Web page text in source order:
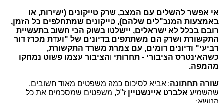
אי אפשר להשלים עם המצב, שרק טייקונים (ישירות, או
באמצעות המנכ"לים שלהם), טייקונים שמתחלפים כל הזמן,
רובם בכלל לא ישראלים, יישלטו בשוק הכי חשוב בתעשיית
התקשורת ושרק הם משתתפים בדיונים של "ועדת מכרז דור
רביעי" ודיונים דומים, עם צמרת משרד התקשורת,
כשהאינטרס הציבורי - תחרותי והציבור עצמו פשוט נמחקו
מהמפה.
שורה תחתונה: אביא לסיכום כמה משפטים מאוד חשובים,
שהשמיע אלברט איינשטיין ז"ל, משפטים שמסכמים את כל